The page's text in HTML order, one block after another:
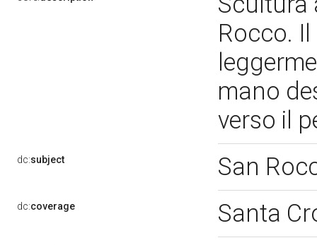
Rocco.
mano
verso il
dc:subject San
dc:coverage Santa